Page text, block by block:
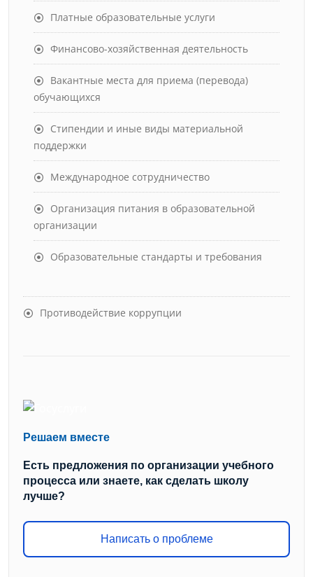
Платные образовательные услуги
Финансово-хозяйственная деятельность
Вакантные места для приема (перевода)
обучающихся
Стипендии и иные виды материальной
поддержки
Международное сотрудничество
Организация питания в образовательной
организации
Образовательные стандарты и требования
Противодействие коррупции
Решаем вместе
Есть предложения по организации учебного
процесса или знаете, как сделать школу
лучше?
Написать о проблеме